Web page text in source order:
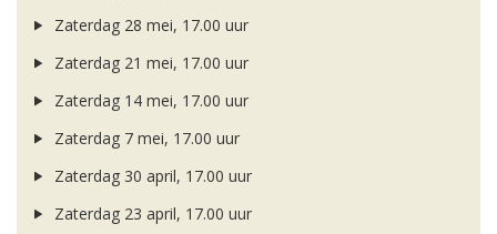
Zaterdag 28 mei, 17.00 uur
Zaterdag 21 mei, 17.00 uur
Zaterdag 14 mei, 17.00 uur
Zaterdag 7 mei, 17.00 uur
Zaterdag 30 april, 17.00 uur
Zaterdag 23 april, 17.00 uur